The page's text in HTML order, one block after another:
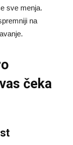
sve menja.
na
čeka